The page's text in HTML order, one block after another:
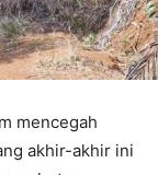
mencegah
akhir-akhir ini